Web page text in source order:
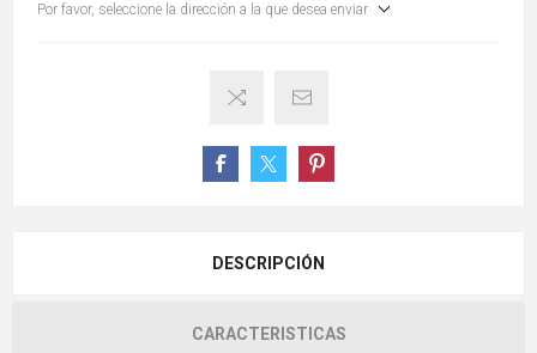
Por favor, seleccione la dirección a la que desea enviar
DESCRIPCIÓN
CARACTERISTICAS